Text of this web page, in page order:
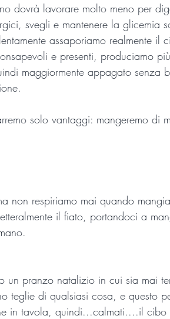
dovrà lavorare molto meno per
svegli e mantenere la glicemia
assaporiamo realmente il
e presenti, produciamo
maggiormente appagato senza
solo vantaggi: mangeremo di
non respiriamo mai quando
il fiato, portandoci a
un pranzo natalizio in cui sia mai
teglie di qualsiasi cosa, e questo
in tavola, quindi...calmati....il cibo